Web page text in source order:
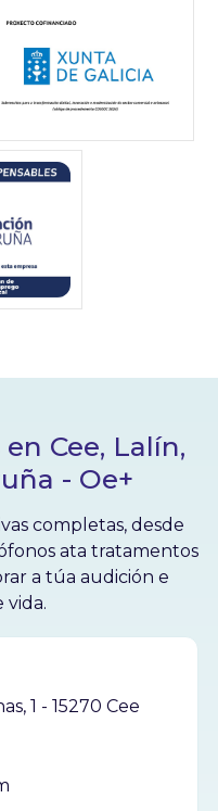
Cee, Lalín,
- Oe+
completas, desde
ata tratamentos
a túa audición e
vida.
1 - 15270 Cee